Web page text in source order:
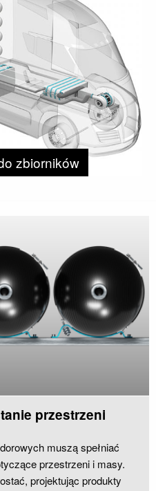
zbiorników
przestrzeni
muszą spełniać
przestrzeni i masy.
projektując produkty